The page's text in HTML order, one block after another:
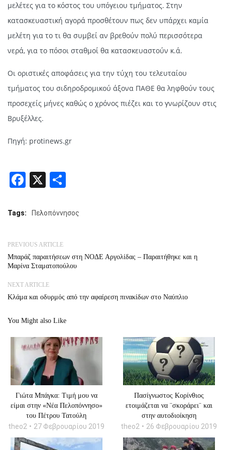
μελέτες για το κόστος του υπόγειου τμήματος. Στην
κατασκευαστική αγορά προσθέτουν πως δεν υπάρχει καμία
μελέτη για το τι θα συμβεί αν βρεθούν πολύ περισσότερα
νερά, για το πόσοι σταθμοί θα κατασκευαστούν κ.ά.
Οι οριστικές αποφάσεις για την τύχη του τελευταίου
τμήματος του σιδηροδρομικού άξονα ΠΑΘΕ θα ληφθούν τους
προσεχείς μήνες καθώς ο χρόνος πιέζει και το γνωρίζουν στις
Βρυξέλλες.
Πηγή: protinews.gr
Facebook
X
Tags: Πελοπόννησος
PREVIOUS ARTICLE
Μπαράζ παραιτήσεων στη ΝΟΔΕ Αργολίδας – Παραιτήθηκε και η
Μαρίνα Σταματοπούλου
NEXT ARTICLE
Κλάμα και οδυρμός από την αφαίρεση πινακίδων στο Ναύπλιο
You Might also Like
Γιώτα Μπάγκα: Tιμή μου να
είμαι στην «Νέα Πελοπόννησο»
του Πέτρου Τατούλη
theo2 27 Φεβρουαρίου 2019
Πασίγνωστος Κορίνθιος
ετοιμάζεται να ¨σκοράρει¨ και
στην αυτοδιοίκηση
theo2 26 Φεβρουαρίου 2019